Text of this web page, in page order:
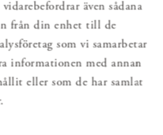
även sådana
från din enhet till de
som vi samarbetar
informationen med annan
eller som de har samlat